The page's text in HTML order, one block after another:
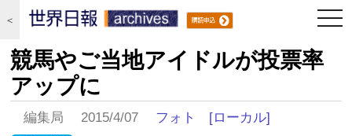
＜
競馬やご当地アイドルが投票率
アップに
編集局 2015/4/07 フォト [ローカル]